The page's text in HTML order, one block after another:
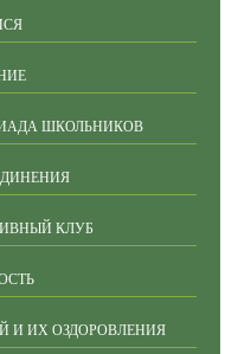
ШКОЛЬНИКОВ
КЛУБ
И ИХ ОЗДОРОВЛЕНИЯ